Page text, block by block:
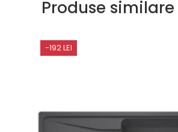
Produse similare
-192 LEI